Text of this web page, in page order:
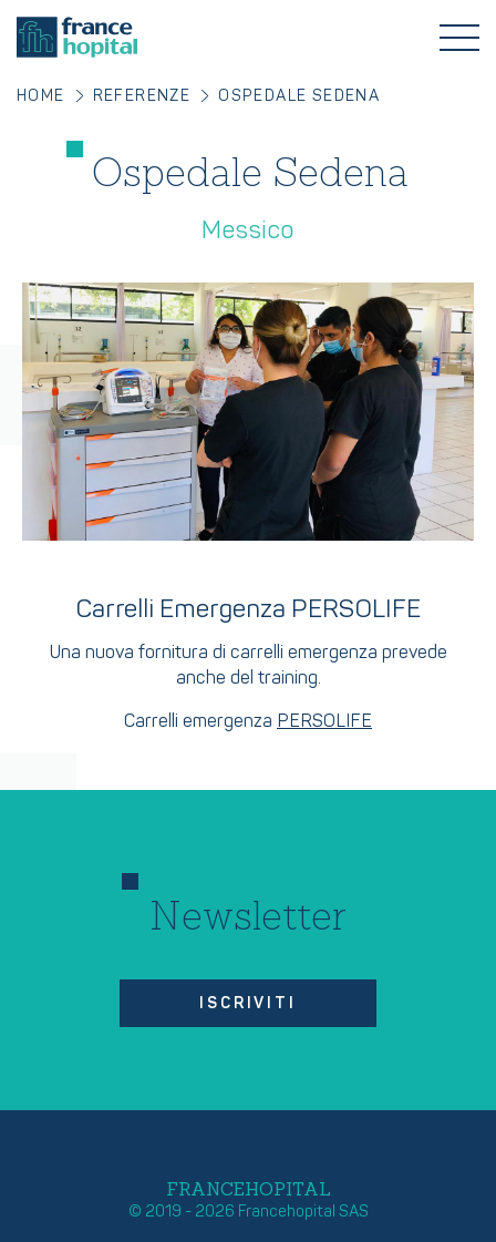
HOME REFERENZE OSPEDALE SEDENA
Ospedale Sedena
Messico
Carrelli Emergenza PERSOLIFE
Una nuova fornitura di carrelli emergenza prevede
anche del training.
Carrelli emergenza PERSOLIFE
Newsletter
ISCRIVITI
FRANCEHOPITAL
© 2019 - 2026 Francehopital SAS